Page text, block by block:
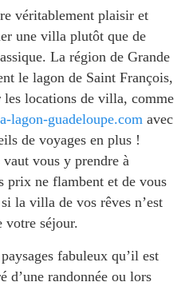
véritablement plaisir et
une villa plutôt que de
La région de Grande
le lagon de Saint François,
les locations de villa, comme
lagon-guadeloupe.com avec
de voyages en plus !
vous y prendre à
prix ne flambent et de vous
la villa de vos rêves n’est
votre séjour.
fabuleux qu’il est
d’une randonnée ou lors